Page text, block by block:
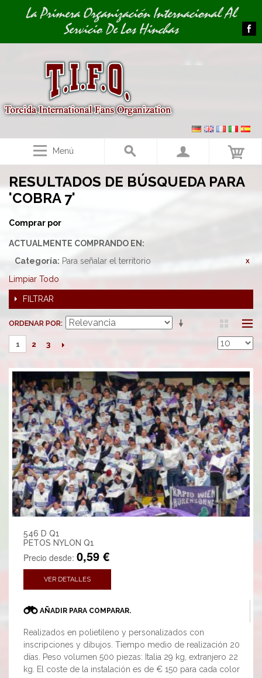
Image 01
Image 02La Primera Organización Internacional Al
Servicio De Los Hinchas
Menú
RESULTADOS DE BÚSQUEDA PARA
'COBRA 7'
Comprar por
ACTUALMENTE COMPRANDO EN:
Categoría: Para señalar el territorio
Limpiar Todo
FILTRAR
ORDENAR POR
1 2 3
546 D Q1
PETOS NYLON Q1
Precio desde: 0,59 €
VER DETALLES
AÑADIR PARA COMPARAR.
Realizados en polietileno y personalizados con
inscripciones y dibujos. Tiempo medio de realización 20
días. Peso volumen 500 piezas: Italia 29 kg, extranjero 22
kg. El coste de la instalación es de € 150 para cada color